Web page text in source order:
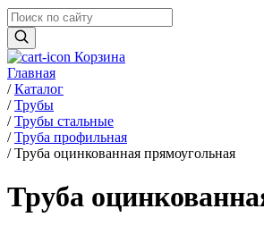
Корзина
Главная
/ Каталог
/ Трубы
/ Трубы стальные
/ Труба профильная
/ Труба оцинкованная прямоугольная
Труба